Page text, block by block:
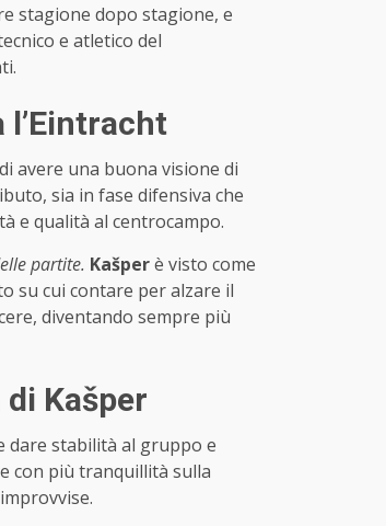
stagione dopo stagione, e
e atletico del
l’Eintracht
avere una buona visione di
sia in fase difensiva che
e qualità al centrocampo.
partite. Kašperè visto come
su cui contare per alzare il
diventando sempre più
Kašper
dare stabilità al gruppo e
con più tranquillità sulla